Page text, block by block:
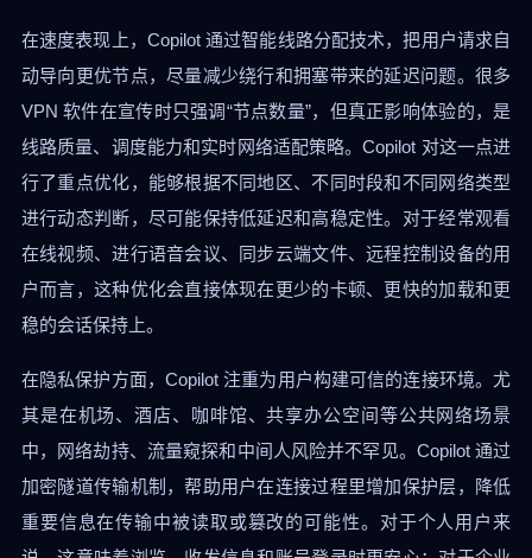
在速度表现上，Copilot 通过智能线路分配技术，把用户请求自
动导向更优节点，尽量减少绕行和拥塞带来的延迟问题。很多
VPN 软件在宣传时只强调“节点数量”，但真正影响体验的，是
线路质量、调度能力和实时网络适配策略。Copilot 对这一点进
行了重点优化，能够根据不同地区、不同时段和不同网络类型
进行动态判断，尽可能保持低延迟和高稳定性。对于经常观看
在线视频、进行语音会议、同步云端文件、远程控制设备的用
户而言，这种优化会直接体现在更少的卡顿、更快的加载和更
稳的会话保持上。
在隐私保护方面，Copilot 注重为用户构建可信的连接环境。尤
其是在机场、酒店、咖啡馆、共享办公空间等公共网络场景
中，网络劫持、流量窥探和中间人风险并不罕见。Copilot 通过
加密隧道传输机制，帮助用户在连接过程里增加保护层，降低
重要信息在传输中被读取或篡改的可能性。对于个人用户来